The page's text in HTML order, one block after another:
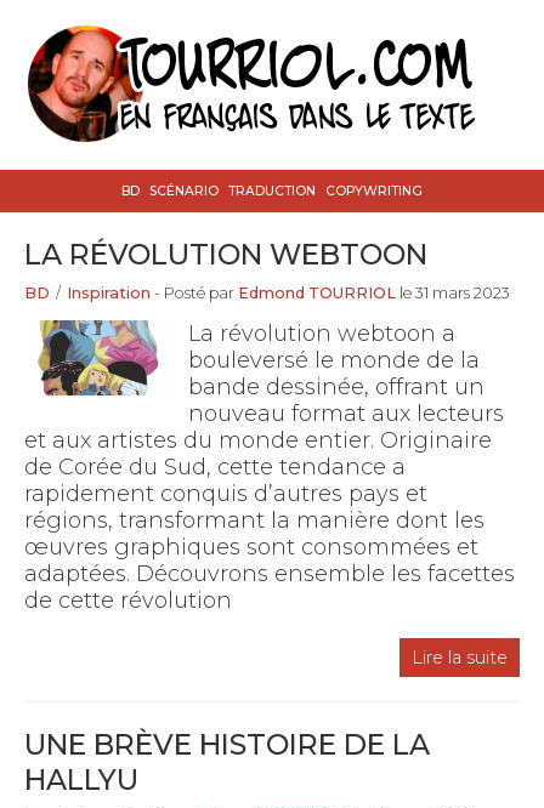
BD SCÉNARIO TRADUCTION COPYWRITING
LA RÉVOLUTION WEBTOON
BD / Inspiration - Posté par Edmond TOURRIOL le 31 mars 2023
La révolution webtoon a
bouleversé le monde de la
bande dessinée, offrant un
nouveau format aux lecteurs
et aux artistes du monde entier. Originaire
de Corée du Sud, cette tendance a
rapidement conquis d’autres pays et
régions, transformant la manière dont les
œuvres graphiques sont consommées et
adaptées. Découvrons ensemble les facettes
de cette révolution
Lire la suite
UNE BRÈVE HISTOIRE DE LA
HALLYU